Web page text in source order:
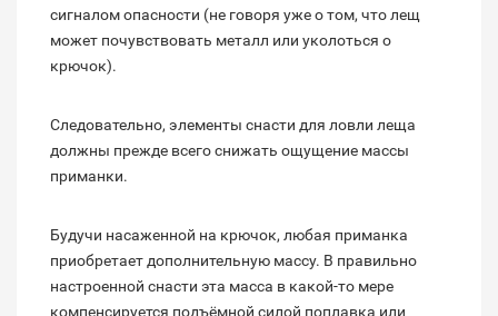
сигналом опасности (не говоря уже о том, что лещ
может почувствовать металл или уколоться о
крючок).
Следовательно, элементы снасти для ловли леща
должны прежде всего снижать ощущение массы
приманки.
Будучи насаженной на крючок, любая приманка
приобретает дополнительную массу. В правильно
настроенной снасти эта масса в какой-то мере
компенсируется подъёмной силой поплавка или